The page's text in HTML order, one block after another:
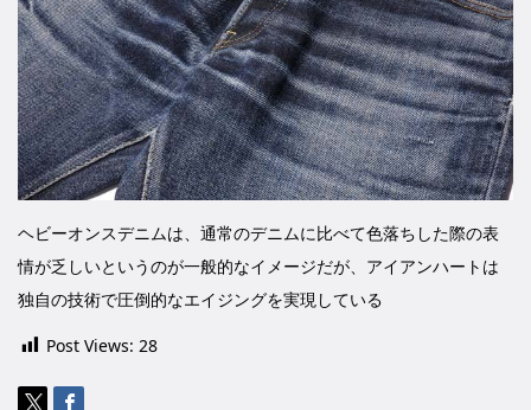
ヘビーオンスデニムは、通常のデニムに比べて色落ちした際の表
情が乏しいというのが一般的なイメージだが、アイアンハートは
独自の技術で圧倒的なエイジングを実現している
Post Views: 28